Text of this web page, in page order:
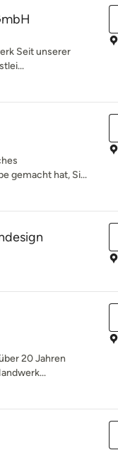
Seit unserer
gemacht hat, Si...
20 Jahren